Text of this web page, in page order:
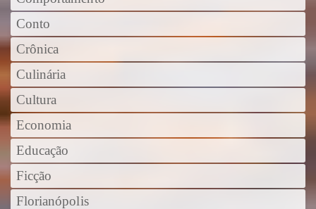
Conto
Crônica
Culinária
Cultura
Economia
Educação
Ficção
Florianópolis